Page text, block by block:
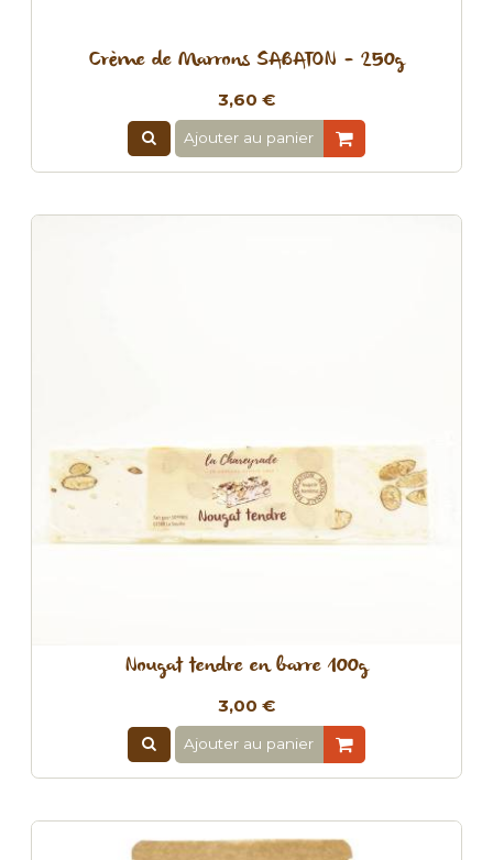
Crème de Marrons SABATON - 250g
3,60 €
Ajouter au panier
Nougat tendre en barre 100g
3,00 €
Ajouter au panier